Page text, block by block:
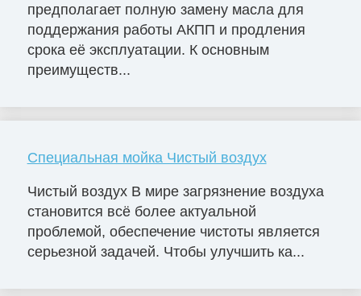
предполагает полную замену масла для
поддержания работы АКПП и продления
срока её эксплуатации. К основным
преимуществ...
Специальная мойка Чистый воздух
Чистый воздух В мире загрязнение воздуха
становится всё более актуальной
проблемой, обеспечение чистоты является
серьезной задачей. Чтобы улучшить ка...